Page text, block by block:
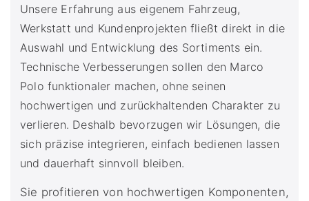
Unsere Erfahrung aus eigenem Fahrzeug,
Werkstatt und Kundenprojekten fließt direkt in die
Auswahl und Entwicklung des Sortiments ein.
Technische Verbesserungen sollen den Marco
Polo funktionaler machen, ohne seinen
hochwertigen und zurückhaltenden Charakter zu
verlieren. Deshalb bevorzugen wir Lösungen, die
sich präzise integrieren, einfach bedienen lassen
und dauerhaft sinnvoll bleiben.
Sie profitieren von hochwertigen Komponenten,